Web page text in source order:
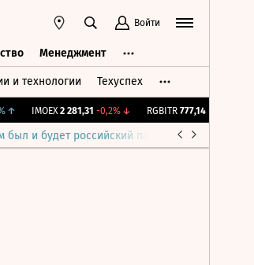
Войти
Менеджмент
и технологии Техуспех
↑ IMOEX 2 281,31 -0,2%↓ RGBITR 777,14 +0,2%
был и будет российский парламент